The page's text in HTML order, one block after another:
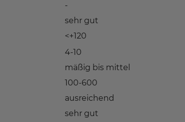
-
sehr gut
<+120
4-10
mäßig bis mittel
100-600
ausreichend
sehr gut